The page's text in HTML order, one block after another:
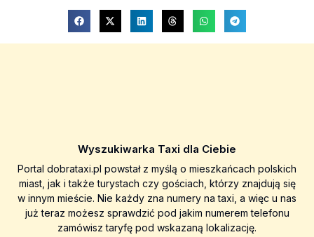
Wyszukiwarka Taxi dla Ciebie
Portal dobrataxi.pl powstał z myślą o mieszkańcach polskich
miast, jak i także turystach czy gościach, którzy znajdują się
w innym mieście. Nie każdy zna numery na taxi, a więc u nas
już teraz możesz sprawdzić pod jakim numerem telefonu
zamówisz taryfę pod wskazaną lokalizację.